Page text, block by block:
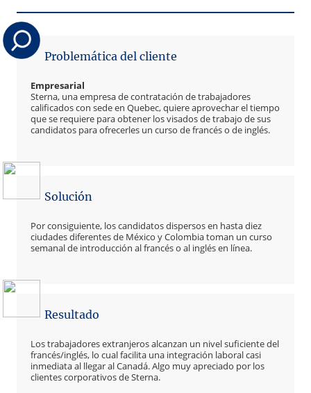
Problemática del cliente
Empresarial
Sterna, una empresa de contratación de trabajadores
calificados con sede en Quebec, quiere aprovechar el tiempo
que se requiere para obtener los visados de trabajo de sus
candidatos para ofrecerles un curso de francés o de inglés.
Solución
Por consiguiente, los candidatos dispersos en hasta diez
ciudades diferentes de México y Colombia toman un curso
semanal de introducción al francés o al inglés en línea.
Resultado
Los trabajadores extranjeros alcanzan un nivel suficiente del
francés/inglés, lo cual facilita una integración laboral casi
inmediata al llegar al Canadá. Algo muy apreciado por los
clientes corporativos de Sterna.